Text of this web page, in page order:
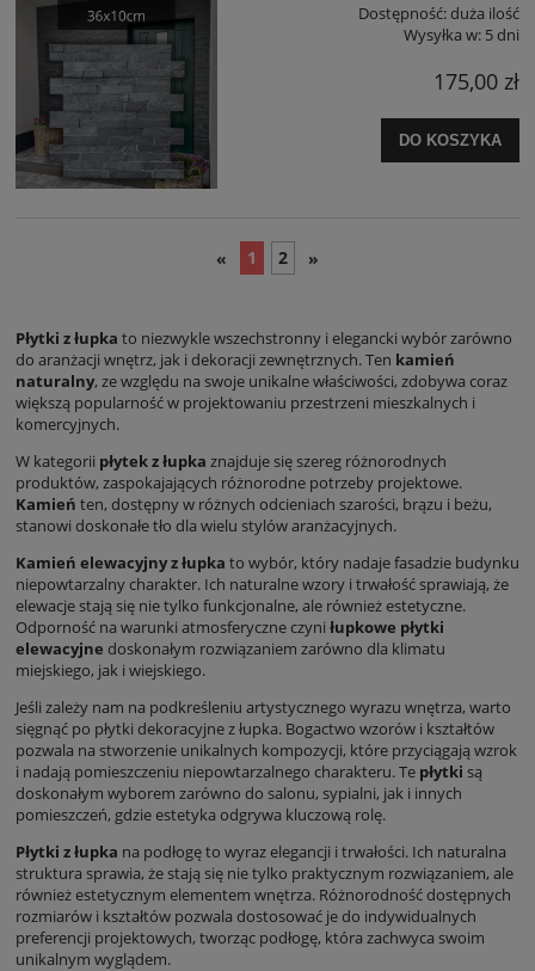
Dostępność:duża ilość
Wysyłka w: 5 dni
175,00 zł
DO KOSZYKA
« 1 2 »
Płytki z łupka to niezwykle wszechstronny i elegancki wybór zarówno
do aranżacji wnętrz, jak i dekoracji zewnętrznych. Ten kamień
naturalny, ze względu na swoje unikalne właściwości, zdobywa coraz
większą popularność w projektowaniu przestrzeni mieszkalnych i
komercyjnych.
W kategorii płytek z łupka znajduje się szereg różnorodnych
produktów, zaspokajających różnorodne potrzeby projektowe.
Kamień ten, dostępny w różnych odcieniach szarości, brązu i beżu,
stanowi doskonałe tło dla wielu stylów aranżacyjnych.
Kamień elewacyjny z łupka to wybór, który nadaje fasadzie budynku
niepowtarzalny charakter. Ich naturalne wzory i trwałość sprawiają, że
elewacje stają się nie tylko funkcjonalne, ale również estetyczne.
Odporność na warunki atmosferyczne czyni łupkowe płytki
elewacyjne doskonałym rozwiązaniem zarówno dla klimatu
miejskiego, jak i wiejskiego.
Jeśli zależy nam na podkreśleniu artystycznego wyrazu wnętrza, warto
sięgnąć po płytki dekoracyjne z łupka. Bogactwo wzorów i kształtów
pozwala na stworzenie unikalnych kompozycji, które przyciągają wzrok
i nadają pomieszczeniu niepowtarzalnego charakteru. Te płytki są
doskonałym wyborem zarówno do salonu, sypialni, jak i innych
pomieszczeń, gdzie estetyka odgrywa kluczową rolę.
Płytki z łupka na podłogę to wyraz elegancji i trwałości. Ich naturalna
struktura sprawia, że stają się nie tylko praktycznym rozwiązaniem, ale
również estetycznym elementem wnętrza. Różnorodność dostępnych
rozmiarów i kształtów pozwala dostosować je do indywidualnych
preferencji projektowych, tworząc podłogę, która zachwyca swoim
unikalnym wyglądem.